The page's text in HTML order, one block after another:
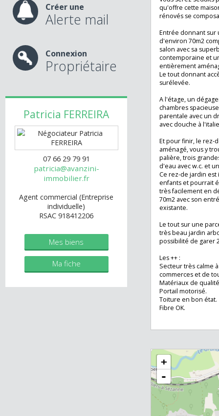
nos services
Alerte mail
Propriétaire
PatriciaFERREIRA
07 66 29 79 91
patricia@avanzini-
immobilier.fr
Agent commercial (Entreprise
individuelle)
RSAC 918412206
MAISON DE
PIECES située à
Vous serez
qu'offre cette
rénovés se
Entrée donnant
d'environ 70m2
salon avec sa
entièrement
Le tout donnant
surélevée.
chambres
parentale avec
avec douche à
Et pour finir, le
aménagé, vous
palière, trois
d'eau avec w.c.
Ce rez-de jardin
enfants et
très facilement
70m2 avec son
Le tout sur une
très beau jardin
possibilité de
Les ++ :
Secteur très
Fibre OK.
+